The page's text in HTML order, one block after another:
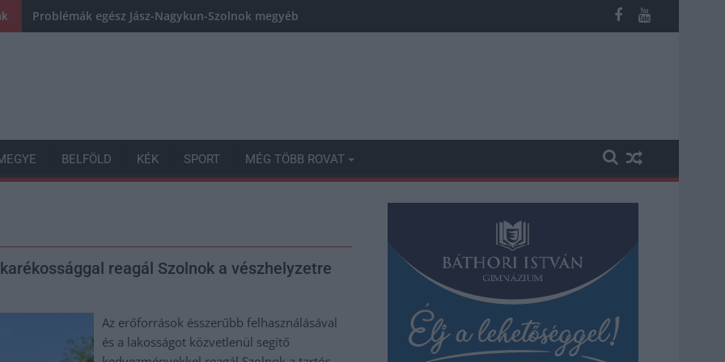
Problémák egész Jász-Nagykun-Szolnok megyében: egyre több otthoni kútból fogy ki a víz
BELFÖLD KÉK SPORT MÉG TÖBB ROVAT
reagál Szolnok a vészhelyzetre
Az erőforrások ésszerűbb felhasználásával
és a lakosságot közvetlenül segítő